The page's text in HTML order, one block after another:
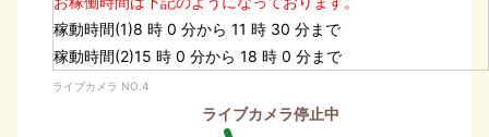
稼動時間(1)8 時 0 分から 11 時 30 分まで
稼動時間(2)15 時 0 分から 18 時 0 分まで
ライブカメラ NO.4
ライブカメラ停止中